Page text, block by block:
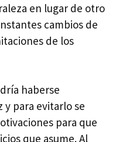
en lugar de otro
cambios de
de los
haberse
y para evitarlo se
para que
que asume. Al